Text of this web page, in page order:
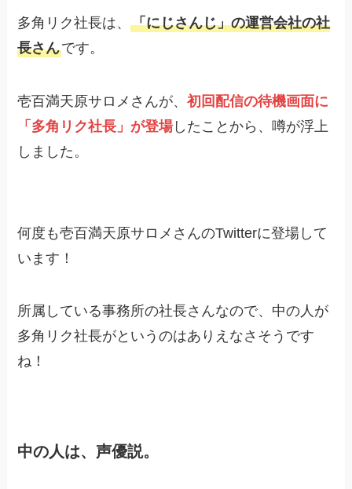
多角リク社長は、「にじさんじ」の運営会社の社
長さんです。
壱百満天原サロメさんが、初回配信の待機画面に
「多角リク社長」が登場したことから、噂が浮上
しました。
何度も壱百満天原サロメさんのTwitterに登場して
います！
所属している事務所の社長さんなので、中の人が
多角リク社長がというのはありえなさそうです
ね！
中の人は、声優説。